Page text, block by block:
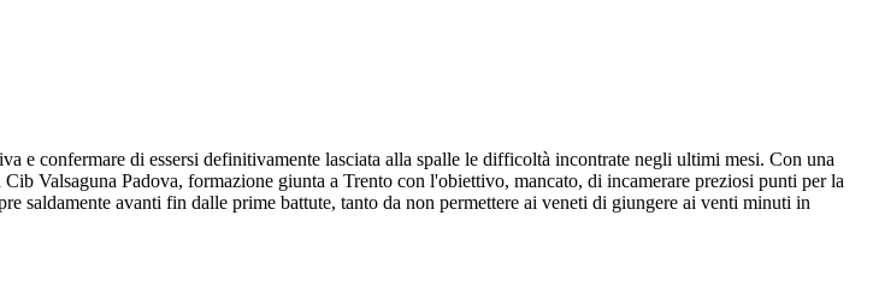
confermare di essersi definitivamente lasciata alla spalle le difficoltà incontrate negli ultimi mesi. Con una
Valsaguna Padova, formazione giunta a Trento con l'obiettivo, mancato, di incamerare preziosi punti per la
saldamente avanti fin dalle prime battute, tanto da non permettere ai veneti di giungere ai venti minuti in